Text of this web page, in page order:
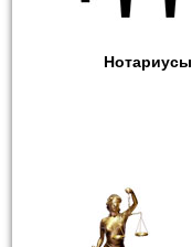
Нотариусы